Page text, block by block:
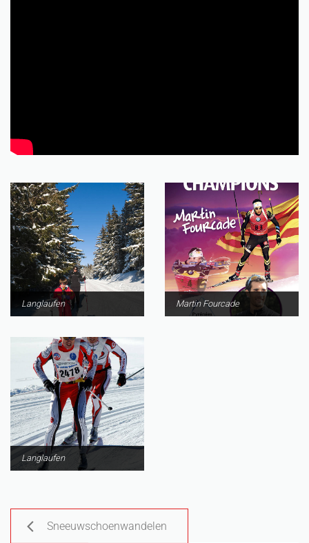
Langlaufen Martin Fourcade
Langlaufen
Sneeuwschoenwandelen